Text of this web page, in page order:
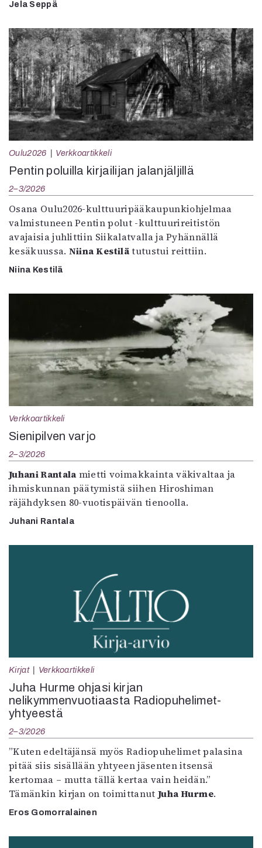
Jela Seppä
Oulu2026 Verkkoartikkeli
Pentin poluilla kirjailijan jalanjäljillä
2–3/2026
Osana Oulu2026-kulttuuripääkaupunkiohjelmaa
valmistuneen Pentin polut -kulttuurireitistön
avajaisia juhlittiin Siikalatvalla ja Pyhännällä
kesäkuussa. Niina Kestilätutustui reittiin.
Niina Kestilä
Verkkoartikkeli
Sienipilven varjo
2–3/2026
Juhani Rantala mietti voimakkainta väkivaltaa ja
ihmiskunnan päätymistä siihen Hiroshiman
räjähdyksen 80-vuotispäivän tienoolla.
Juhani Rantala
Kirjat Verkkoartikkeli
Juha Hurme ohjasi kirjan
nelikymmenvuotiaasta Radiopuhelimet-
yhtyeestä
2–3/2026
”Kuten edeltäjänsä myös Radiopuhelimet palasina
pitää siis sisällään yhtyeen jäsenten itsensä
kertomaa – mutta tällä kertaa vain heidän.”
Tämänkin kirjan on toimittanut Juha Hurme.
Eros Gomorralainen